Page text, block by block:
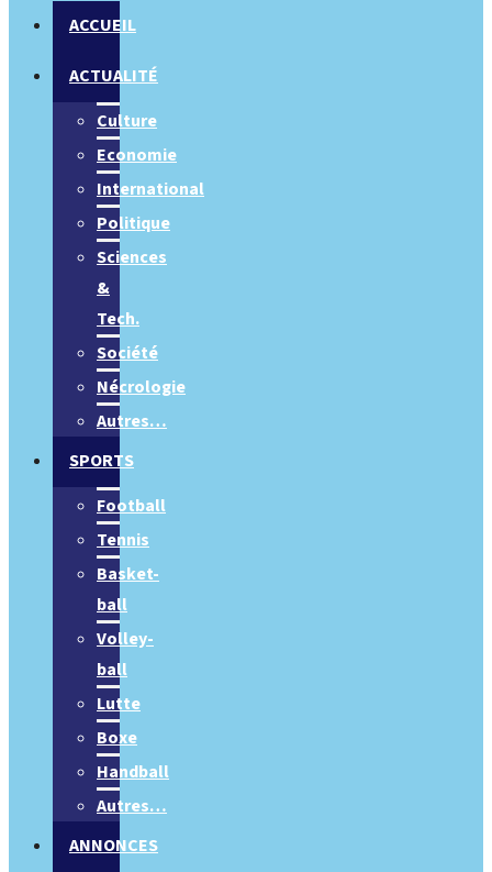
ACCUEIL
ACTUALITÉ
Culture
Economie
International
Politique
Sciences
&
Tech.
Société
Nécrologie
Autres…
SPORTS
Football
Tennis
Basket-
ball
Volley-
ball
Lutte
Boxe
Handball
Autres…
ANNONCES